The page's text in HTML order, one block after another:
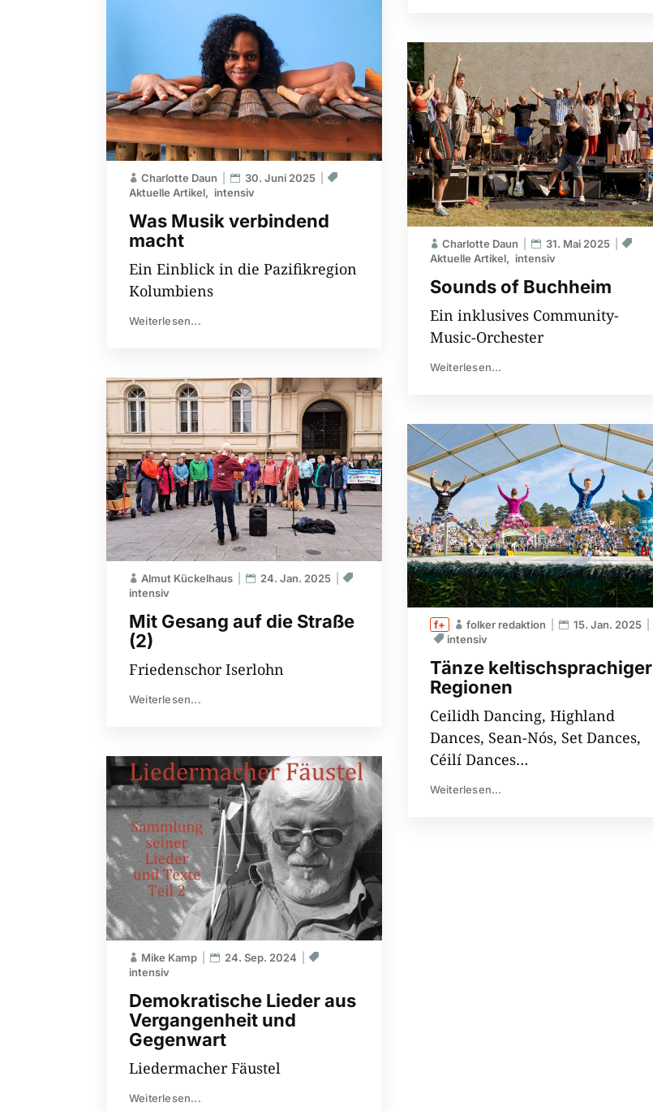
Was Musik verbindend
macht
Charlotte Daun
30. Juni 2025
Aktuelle Artikel
intensiv
Ein Einblick in die Pazifikregion
Kolumbiens
Weiterlesen...
Mit Gesang auf die Straße
(2)
Almut Kückelhaus
24. Jan. 2025
intensiv
Friedenschor Iserlohn
Weiterlesen...
Demokratische Lieder aus
Vergangenheit und
Gegenwart
Mike Kamp
24. Sep. 2024
intensiv
Liedermacher Fäustel
Weiterlesen...
Sounds of Buchheim
Charlotte Daun
31. Mai 2025
Aktuelle Artikel
intensiv
Ein inklusives Community-
Music-Orchester
Weiterlesen...
Tänze keltischsprachiger
Regionen
folker redaktion
15. Jan. 2025
intensiv
Ceilidh Dancing, Highland
Dances, Sean-​Nós, Set Dances,
Céilí Dances…
Weiterlesen...